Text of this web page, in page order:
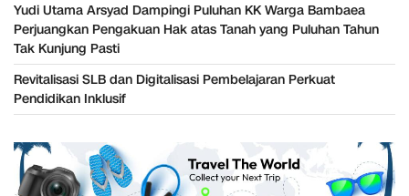
Yudi Utama Arsyad Dampingi Puluhan KK Warga Bambaea
Perjuangkan Pengakuan Hak atas Tanah yang Puluhan Tahun
Tak Kunjung Pasti
Revitalisasi SLB dan Digitalisasi Pembelajaran Perkuat
Pendidikan Inklusif